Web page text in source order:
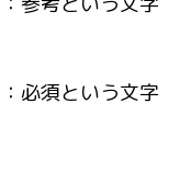
必須という文字